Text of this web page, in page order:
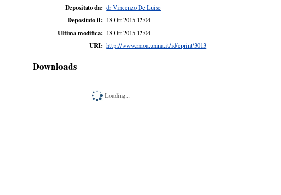
Depositato da: dr Vincenzo De Luise
Depositato il: 18 Ott 2015 12:04
Ultima modifica: 18 Ott 2015 12:04
URI: http://www.rmoa.unina.it/id/eprint/3013
Downloads
Loading...